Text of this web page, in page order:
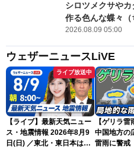
シロツメクサや
作る色んな蝶々（
2026.08.09 05:00
ウェザーニュースLiVE
ライブ放送中
【ライブ】最新天気ニュー
ス・地震情報 2026年8月9
日(日) ／東北・東日本は急
【ゲリラ
中国地方の
雷雨に警戒